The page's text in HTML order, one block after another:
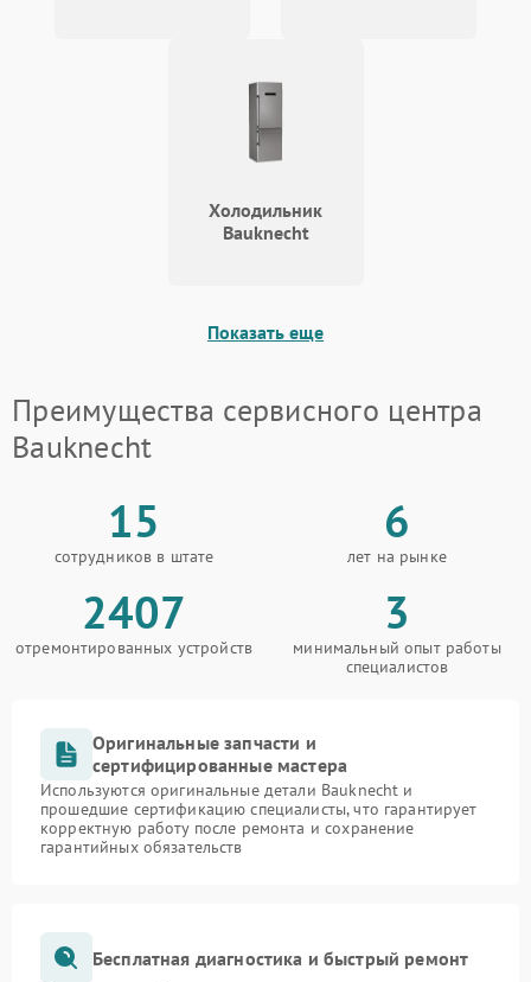
Холодильник
Bauknecht
Показать еще
Преимущества сервисного центра
Bauknecht
15
сотрудников в штате
6
лет на рынке
2407
отремонтированных устройств
3
минимальный опыт работы
специалистов
Оригинальные запчасти и
сертифицированные мастера
Используются оригинальные детали Bauknecht и
прошедшие сертификацию специалисты, что гарантирует
корректную работу после ремонта и сохранение
гарантийных обязательств
Бесплатная диагностика и быстрый ремонт